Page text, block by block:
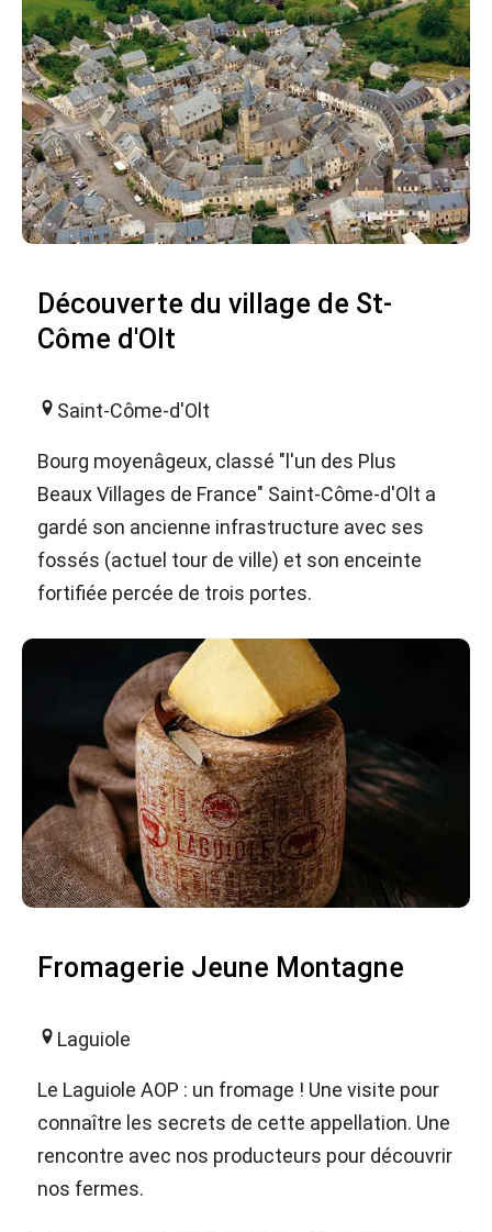
Découverte du village de St-
Côme d'Olt
Saint-Côme-d'Olt
Bourg moyenâgeux, classé "l'un des Plus
Beaux Villages de France" Saint-Côme-d'Olt a
gardé son ancienne infrastructure avec ses
fossés (actuel tour de ville) et son enceinte
fortifiée percée de trois portes.
Fromagerie Jeune Montagne
Laguiole
Le Laguiole AOP : un fromage ! Une visite pour
connaître les secrets de cette appellation. Une
rencontre avec nos producteurs pour découvrir
nos fermes.